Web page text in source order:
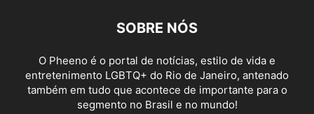
SOBRE NÓS
O Pheeno é o portal de notícias, estilo de vida e
entretenimento LGBTQ+ do Rio de Janeiro, antenado
também em tudo que acontece de importante para o
segmento no Brasil e no mundo!